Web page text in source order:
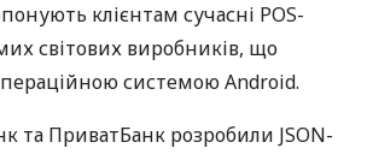
клієнтам сучасні POS-
світових виробників, що
системою Android.
та ПриватБанк розробили JSON-